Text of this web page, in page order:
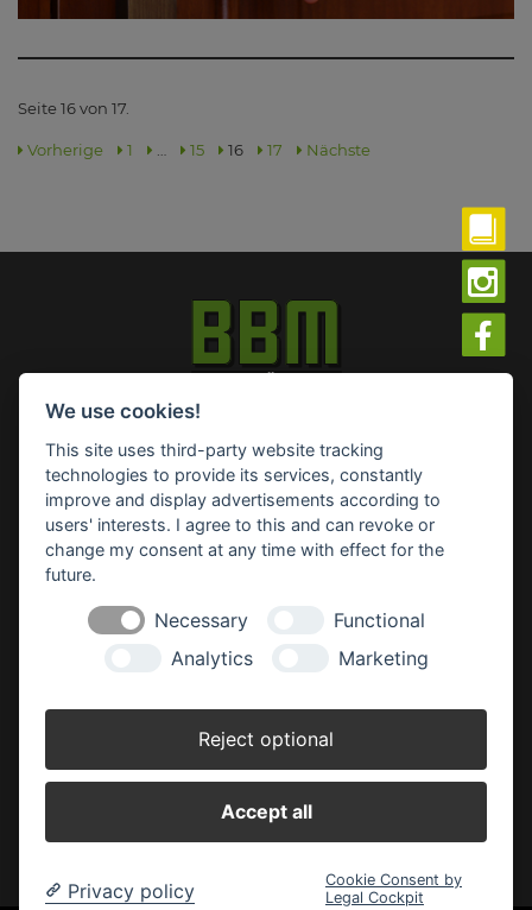
Seite 16 von 17.
Vorherige 1 … 15 16 17 Nächste
Impressum Datenschutz
Cookie-Einstellungen ändern
BBM Baumarkt Achim
Margarete-Steiff-Allee 1
Telefon: 04202 91 03 50
E-Mail:
achim(at)bbm-baumarkt.de
8.30 - 19.00 Uhr
Samstag:
8.30 - 18.00 Uhr
We use cookies!
This site uses third-party website tracking
technologies to provide its services, constantly
improve and display advertisements according to
users' interests. I agree to this and can revoke or
change my consent at any time with effect for the
future.
Necessary
Functional
Analytics
Marketing
Reject optional
Accept all
Privacy policy
Cookie Consent by
Legal Cockpit